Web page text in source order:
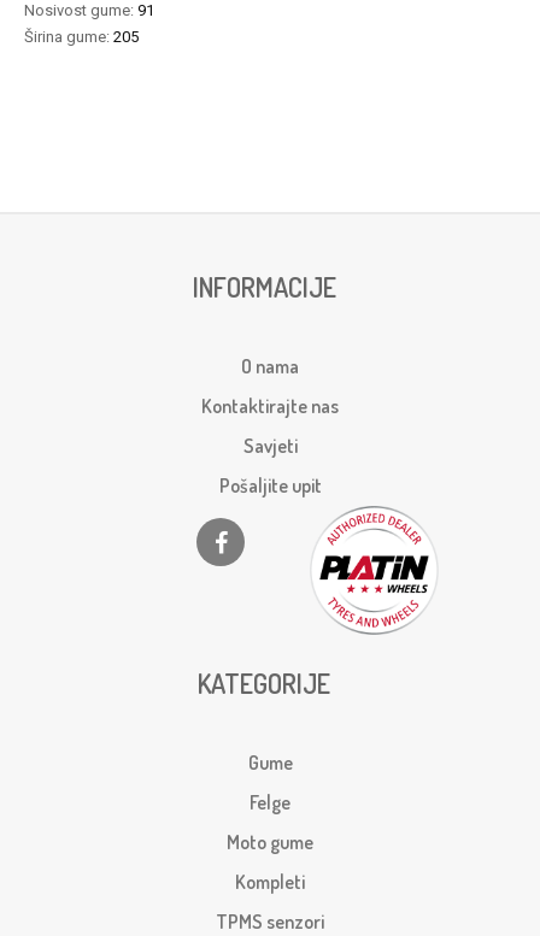
Nosivost gume: 91
Širina gume: 205
INFORMACIJE
O nama
Kontaktirajte nas
Savjeti
Pošaljite upit
KATEGORIJE
Gume
Felge
Moto gume
Kompleti
TPMS senzori